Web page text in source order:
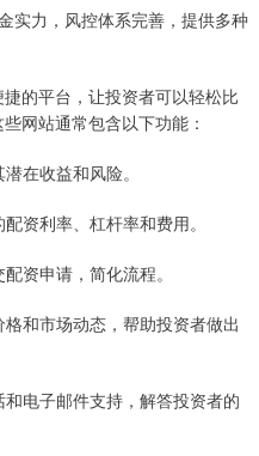
实力，风控体系完善，提供多种
的平台，让投资者可以轻松比
网站通常包含以下功能：
在收益和风险。
资利率、杠杆率和费用。
资申请，简化流程。
和市场动态，帮助投资者做出
电子邮件支持，解答投资者的